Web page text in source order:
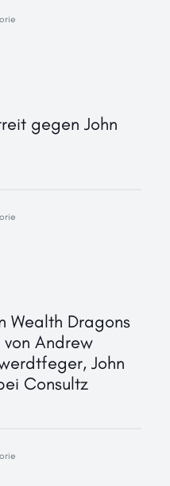
gegen John
Wealth Dragons
Andrew
John
Consultz